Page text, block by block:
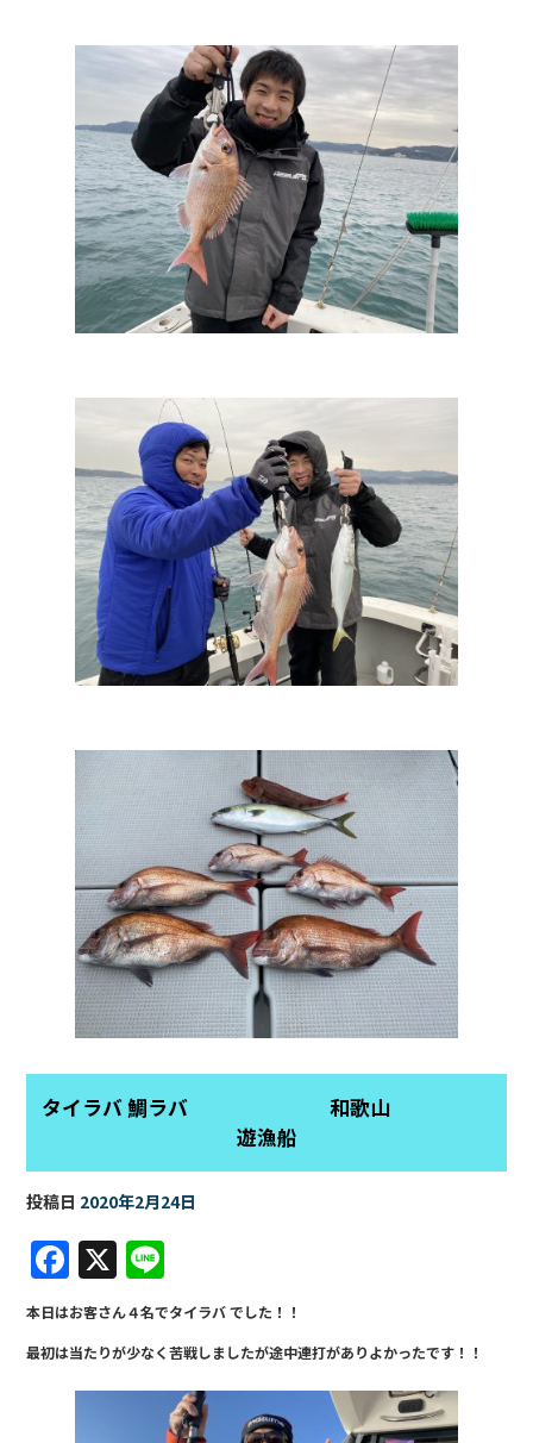
タイラバ 鯛ラバ 和歌山
遊漁船
投稿日 2020年2月24日
F
a
c
e
X
n
e
本日はお客さん４名でタイラバ でした！！
最初は当たりが少なく苦戦しましたが途中連打がありよかったです！！